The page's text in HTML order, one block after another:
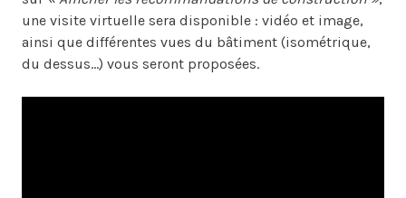
une visite virtuelle sera disponible : vidéo et image,
ainsi que différentes vues du bâtiment (isométrique,
du dessus...) vous seront proposées.